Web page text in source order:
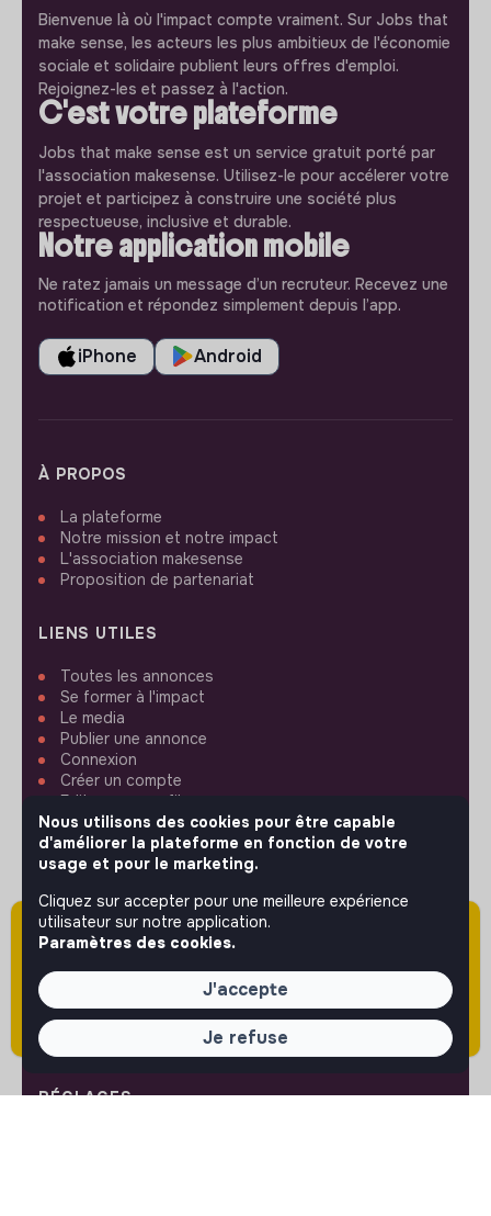
Attention cette annonce a été publiée il y a
plus de 60 jours (le 22/04/2026) et est sans
doute expirée ou non mise à jour.
Bienvenue là où l'impact compte vraiment. Sur Jobs that
make sense, les acteurs les plus ambitieux de l'économie
sociale et solidaire publient leurs offres d'emploi.
Rejoignez-les et passez à l'action.
C'est votre plateforme
Jobs that make sense est un service gratuit porté par
l'association makesense. Utilisez-le pour accélerer votre
projet et participez à construire une société plus
respectueuse, inclusive et durable.
Notre application mobile
Ne ratez jamais un message d’un recruteur. Recevez une
notification et répondez simplement depuis l’app.
iPhone Android
À PROPOS
La plateforme
Notre mission et notre impact
L'association makesense
Proposition de partenariat
LIENS UTILES
Toutes les annonces
Se former à l'impact
Le media
Publier une annonce
Connexion
Créer un compte
Editer mon profil
Espace recruteur
Les fiches métiers
Offres d'emploi
Offres d'alternance
FAQ
Conditions d'utilisation
RÉGLAGES
Nous utilisons des cookies pour être capable
d'améliorer la plateforme en fonction de votre
usage et pour le marketing.
Cliquez sur accepter pour une meilleure expérience
utilisateur sur notre application.
Paramètres des cookies.
J'accepte
Je refuse